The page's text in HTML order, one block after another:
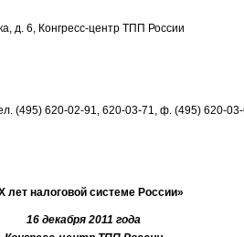
д. 6, Конгресс-центр ТПП России
(495) 620-02-91, 620-03-71, ф. (495) 620-
лет налоговой системе России»
16 декабря 2011 года